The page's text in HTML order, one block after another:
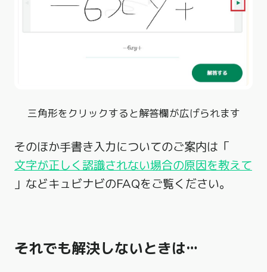
三角形をクリックすると解答欄が広げられます
そのほか手書き入力についてのご案内は「
文字が正しく認識されない場合の原因を教えて
」などキュビナビのFAQをご覧ください。
それでも解決しないときは…